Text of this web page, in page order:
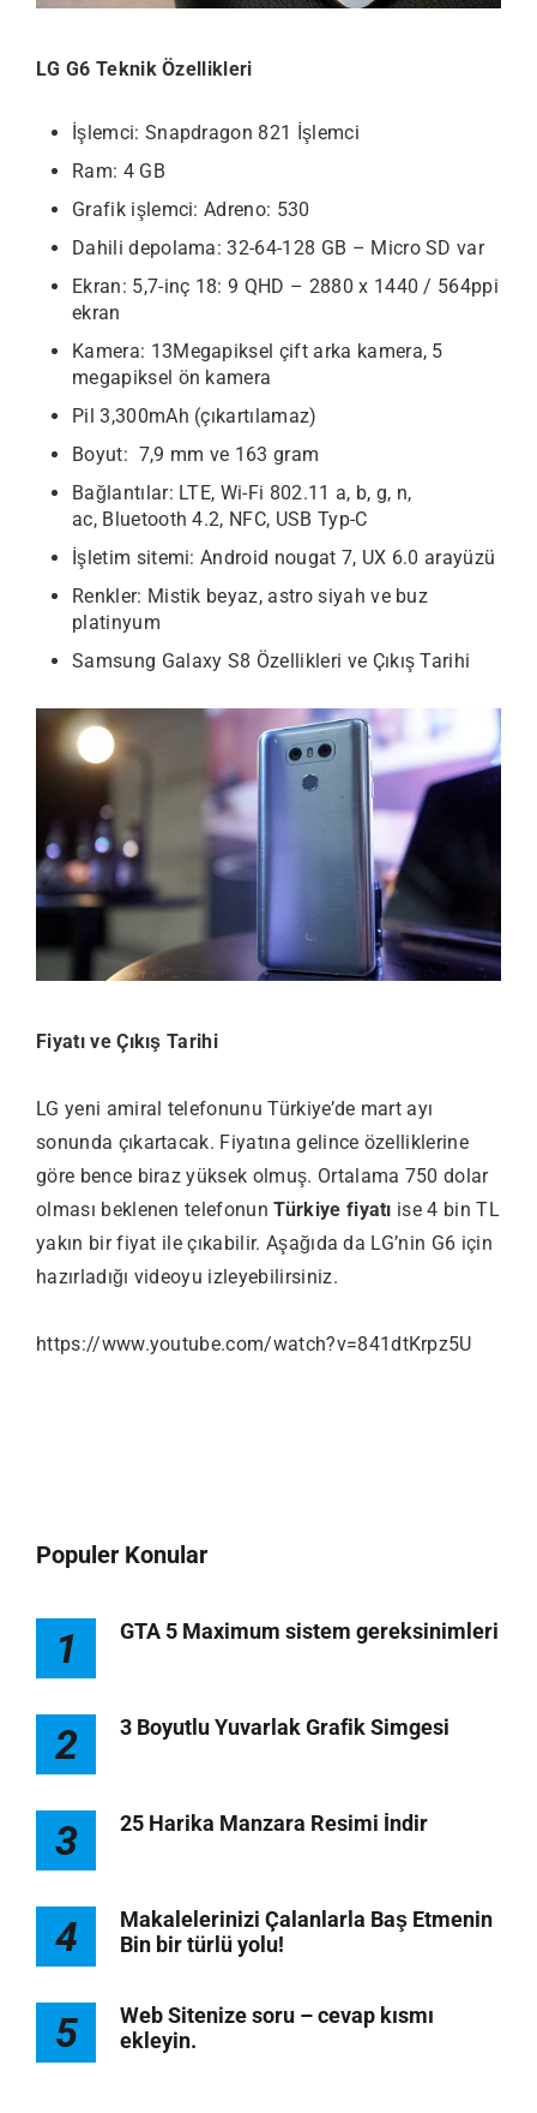
LG G6 Teknik Özellikleri
İşlemci: Snapdragon 821 İşlemci
Ram: 4 GB
Grafik işlemci: Adreno: 530
Dahili depolama: 32-64-128 GB – Micro SD var
Ekran: 5,7-inç 18: 9 QHD – 2880 x 1440 / 564ppi
ekran
Kamera: 13Megapiksel çift arka kamera, 5
megapiksel ön kamera
Pil 3,300mAh (çıkartılamaz)
Boyut: 7,9 mm ve 163 gram
Bağlantılar: LTE, Wi-Fi 802.11 a, b, g, n,
ac, Bluetooth 4.2, NFC, USB Typ-C
İşletim sitemi: Android nougat 7, UX 6.0 arayüzü
Renkler: Mistik beyaz, astro siyah ve buz
platinyum
Samsung Galaxy S8 Özellikleri ve Çıkış Tarihi
Fiyatı ve Çıkış Tarihi
LG yeni amiral telefonunu Türkiye’de mart ayı
sonunda çıkartacak. Fiyatına gelince özelliklerine
göre bence biraz yüksek olmuş. Ortalama 750 dolar
olması beklenen telefonunTürkiye fiyatı ise 4 bin TL
yakın bir fiyat ile çıkabilir. Aşağıda da LG’nin G6 için
hazırladığı videoyu izleyebilirsiniz.
https://www.youtube.com/watch?v=841dtKrpz5U
Populer Konular
1 GTA 5 Maximum sistem gereksinimleri
2 3 Boyutlu Yuvarlak Grafik Simgesi
3 25 Harika Manzara Resimi İndir
4
Makalelerinizi Çalanlarla Baş Etmenin
Bin bir türlü yolu!
5
Web Sitenize soru – cevap kısmı
ekleyin.